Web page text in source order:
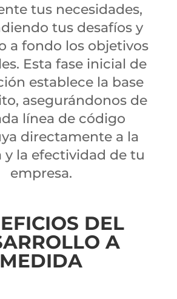
tus necesidades,
tus desafíos y
a fondo los objetivos
Esta fase inicial de
establece la base
asegurándonos de
línea de código
directamente a la
y la efectividad de tu
empresa.
DEL
A
MEDIDA